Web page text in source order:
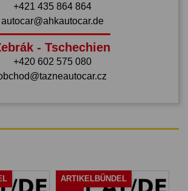
+421 435 864 864
autocar@ahkautocar.de
- Tschechien
+420 602 575 080
ARTIKELBÜNDEL